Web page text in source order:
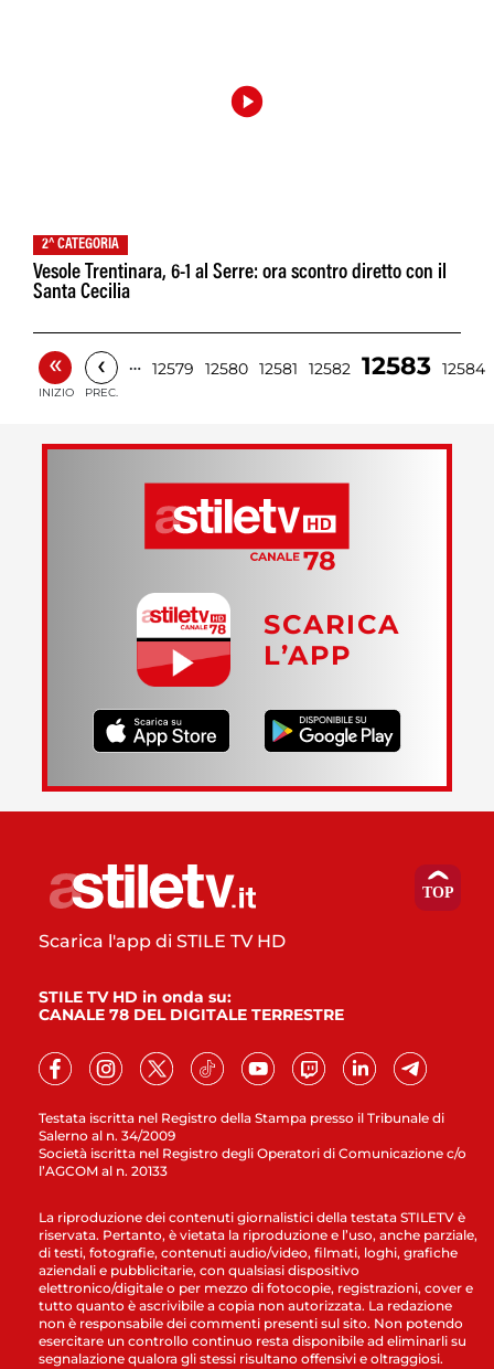
2^ CATEGORIA
Vesole Trentinara, 6-1 al Serre: ora scontro diretto con il
Santa Cecilia
«
INIZIO
‹
PREC.
… 12579 12580 12581 12582 12583 12584
SCARICA
L’APP
Testata iscritta nel Registro della Stampa presso il Tribunale di
Salerno al n. 34/2009
Società iscritta nel Registro degli Operatori di Comunicazione c/o
l’AGCOM al n. 20133
Scarica l'app di STILE TV HD
STILE TV HD in onda su:
CANALE 78 DEL DIGITALE TERRESTRE
La riproduzione dei contenuti giornalistici della testata STILETV è
riservata. Pertanto, è vietata la riproduzione e l’uso, anche parziale,
di testi, fotografie, contenuti audio/video, filmati, loghi, grafiche
aziendali e pubblicitarie, con qualsiasi dispositivo
elettronico/digitale o per mezzo di fotocopie, registrazioni, cover e
tutto quanto è ascrivibile a copia non autorizzata. La redazione
non è responsabile dei commenti presenti sul sito. Non potendo
esercitare un controllo continuo resta disponibile ad eliminarli su
segnalazione qualora gli stessi risultano offensivi e oltraggiosi.